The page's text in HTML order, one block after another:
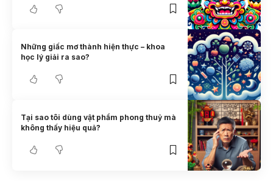
Những giấc mơ thành hiện thực – khoa
học lý giải ra sao?
Tại sao tôi dùng vật phẩm phong thuỷ mà
không thấy hiệu quả?